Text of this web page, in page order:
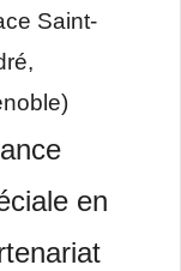
Saint-
en